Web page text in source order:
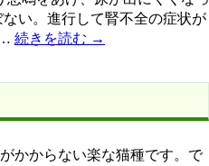
い。進行して腎不全の症状が
続きを読む →
かからない楽な猫種です。で